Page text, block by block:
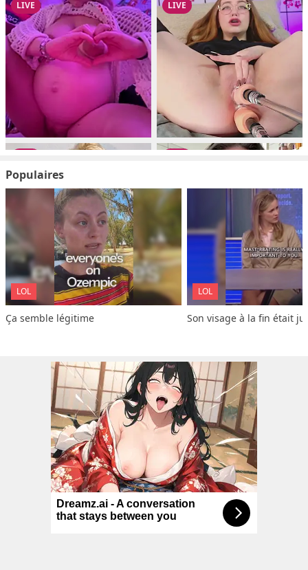
Populaires
LOL
Ça semble légitime
LOL
Son visage à la fin était